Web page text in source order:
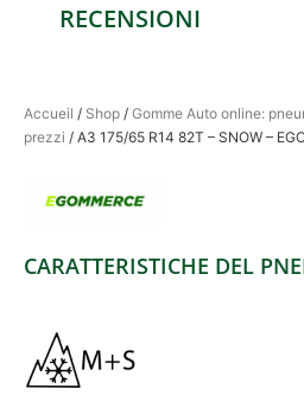
Accueil / Shop / Gomme Auto online:
prezzi / A3 175/65 R14 82T – SNOW –
CARATTERISTICHE DEL
RECENSIONI